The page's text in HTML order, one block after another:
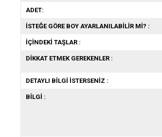
ADET:
İSTEĞE GÖRE BOY AYARLANILABİLİR Mİ? :
İÇİNDEKİ TAŞLAR :
DİKKAT ETMEK GEREKENLER :
DETAYLI BİLGİ İSTERSENİZ :
BİLGİ :